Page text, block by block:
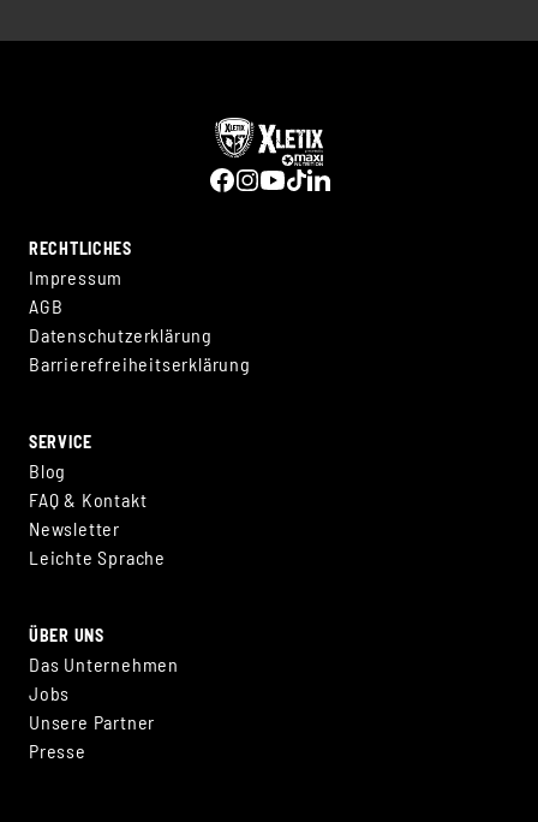
RECHTLICHES
Impressum
AGB
Datenschutzerklärung
Barrierefreiheitserklärung
SERVICE
Blog
FAQ & Kontakt
Newsletter
Leichte Sprache
ÜBER UNS
Das Unternehmen
Jobs
Unsere Partner
Presse